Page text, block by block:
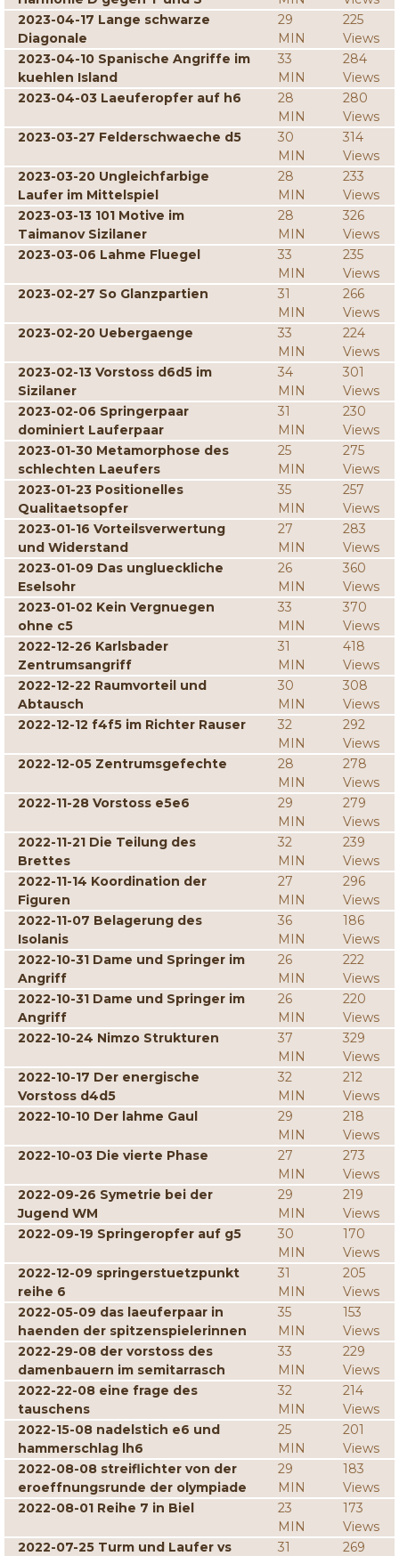
2023-04-17 Lange schwarze
Diagonale
29
MIN
225
Views
2023-04-10 Spanische Angriffe im
kuehlen Island
33
MIN
284
Views
2023-04-03 Laeuferopfer auf h6
28
MIN
280
Views
2023-03-27 Felderschwaeche d5
30
MIN
314
Views
2023-03-20 Ungleichfarbige
Laufer im Mittelspiel
28
MIN
233
Views
2023-03-13 101 Motive im
Taimanov Sizilaner
28
MIN
326
Views
2023-03-06 Lahme Fluegel
33
MIN
235
Views
2023-02-27 So Glanzpartien
31
MIN
266
Views
2023-02-20 Uebergaenge
33
MIN
224
Views
2023-02-13 Vorstoss d6d5 im
Sizilaner
34
MIN
301
Views
2023-02-06 Springerpaar
dominiert Lauferpaar
31
MIN
230
Views
2023-01-30 Metamorphose des
schlechten Laeufers
25
MIN
275
Views
2023-01-23 Positionelles
Qualitaetsopfer
35
MIN
257
Views
2023-01-16 Vorteilsverwertung
und Widerstand
27
MIN
283
Views
2023-01-09 Das unglueckliche
Eselsohr
26
MIN
360
Views
2023-01-02 Kein Vergnuegen
ohne c5
33
MIN
370
Views
2022-12-26 Karlsbader
Zentrumsangriff
31
MIN
418
Views
2022-12-22 Raumvorteil und
Abtausch
30
MIN
308
Views
2022-12-12 f4f5 im Richter Rauser
32
MIN
292
Views
2022-12-05 Zentrumsgefechte
28
MIN
278
Views
2022-11-28 Vorstoss e5e6
29
MIN
279
Views
2022-11-21 Die Teilung des
Brettes
32
MIN
239
Views
2022-11-14 Koordination der
Figuren
27
MIN
296
Views
2022-11-07 Belagerung des
Isolanis
36
MIN
186
Views
2022-10-31 Dame und Springer im
Angriff
26
MIN
222
Views
2022-10-31 Dame und Springer im
Angriff
26
MIN
220
Views
2022-10-24 Nimzo Strukturen
37
MIN
329
Views
2022-10-17 Der energische
Vorstoss d4d5
32
MIN
212
Views
2022-10-10 Der lahme Gaul
29
MIN
218
Views
2022-10-03 Die vierte Phase
27
MIN
273
Views
2022-09-26 Symetrie bei der
Jugend WM
29
MIN
219
Views
2022-09-19 Springeropfer auf g5
30
MIN
170
Views
2022-12-09 springerstuetzpunkt
reihe 6
31
MIN
205
Views
2022-05-09 das laeuferpaar in
haenden der spitzenspielerinnen
35
MIN
153
Views
2022-29-08 der vorstoss des
damenbauern im semitarrasch
33
MIN
229
Views
2022-22-08 eine frage des
tauschens
32
MIN
214
Views
2022-15-08 nadelstich e6 und
hammerschlag lh6
25
MIN
201
Views
2022-08-08 streiflichter von der
eroeffnungsrunde der olympiade
29
MIN
183
Views
2022-08-01 Reihe 7 in Biel
23
MIN
173
Views
2022-07-25 Turm und Laufer vs
31
269